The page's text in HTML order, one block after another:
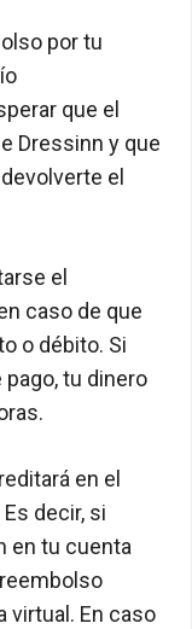
por tu
que el
Dressinn y que
el
el
caso de que
o débito. Si
tu dinero
en el
decir, si
en tu cuenta
virtual. En caso